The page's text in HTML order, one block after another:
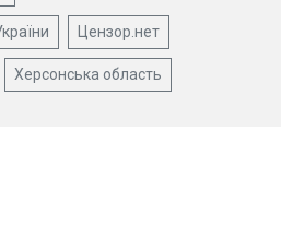
Цензор.нет
Херсонська область